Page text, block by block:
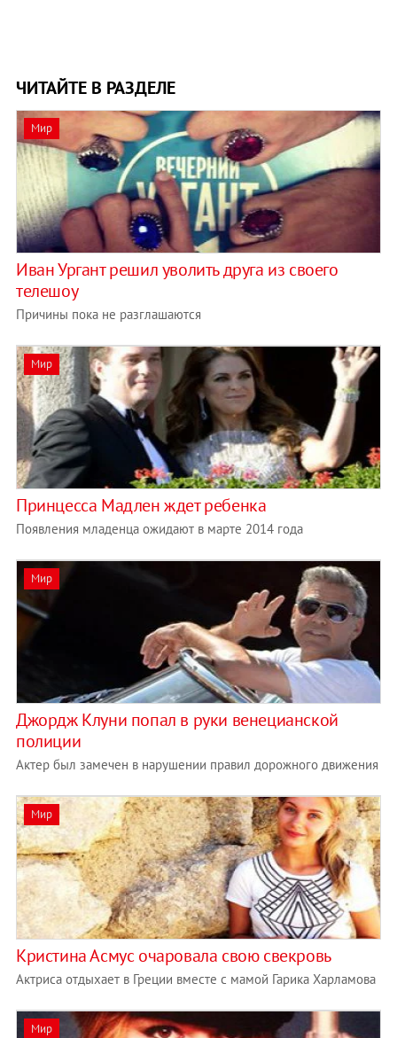
ЧИТАЙТЕ В РАЗДЕЛЕ
Мир
Иван Ургант решил уволить друга из своего
телешоу
Причины пока не разглашаются
Мир
Принцесса Мадлен ждет ребенка
Появления младенца ожидают в марте 2014 года
Мир
Джордж Клуни попал в руки венецианской
полиции
Актер был замечен в нарушении правил дорожного движения
Мир
Кристина Асмус очаровала свою свекровь
Актриса отдыхает в Греции вместе с мамой Гарика Харламова
Мир